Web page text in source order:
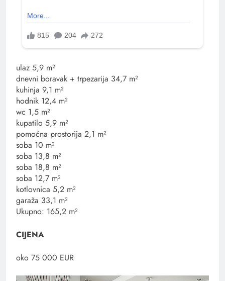
ulaz 5,9 m²
dnevni boravak + trpezarija 34,7 m²
kuhinja 9,1 m²
hodnik 12,4 m²
wc 1,5 m²
kupatilo 5,9 m²
pomoćna prostorija 2,1 m²
soba 10 m²
soba 13,8 m²
soba 18,8 m²
soba 12,7 m²
kotlovnica 5,2 m²
garaža 33,1 m²
Ukupno: 165,2 m²
CIJENA
oko 75 000 EUR